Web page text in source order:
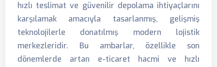
hızlı teslimat ve güvenilir depolama ihtiyaçlarını
karşılamak amacıyla tasarlanmış, gelişmiş
teknolojilerle donatılmış modern lojistik
merkezleridir. Bu ambarlar, özellikle son
dönemlerde artan e-ticaret hacmi ve hızlı